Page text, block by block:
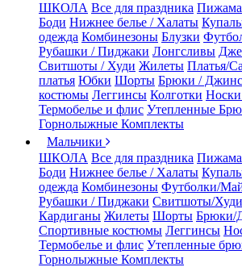
ШКОЛА Все для праздника
Боди Нижнее белье / Халаты
одежда Комбинезоны Блузки
Рубашки / Пиджаки Лонгсливы
Свитшоты / Худи Жилеты Платья/
платья Юбки Шорты Брюки /
костюмы Леггинсы Колготки
Термобелье и флис Утепленные
Горнолыжные Комплекты
Мальчики
ШКОЛА Все для праздника
Боди Нижнее белье / Халаты
одежда Комбинезоны Футболки/
Рубашки / Пиджаки Свитшоты/Худи
Кардиганы Жилеты Шорты Брюки/
Спортивные костюмы Леггинсы
Термобелье и флис Утепленные
Горнолыжные Комплекты